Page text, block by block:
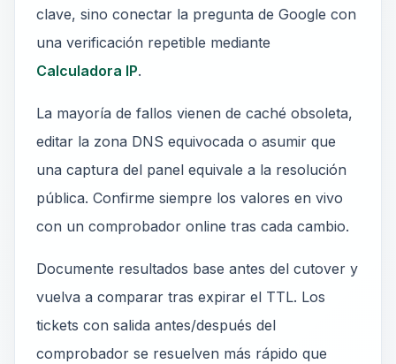
clave, sino conectar la pregunta de Google con
una verificación repetible mediante
Calculadora IP.
La mayoría de fallos vienen de caché obsoleta,
editar la zona DNS equivocada o asumir que
una captura del panel equivale a la resolución
pública. Confirme siempre los valores en vivo
con un comprobador online tras cada cambio.
Documente resultados base antes del cutover y
vuelva a comparar tras expirar el TTL. Los
tickets con salida antes/después del
comprobador se resuelven más rápido que